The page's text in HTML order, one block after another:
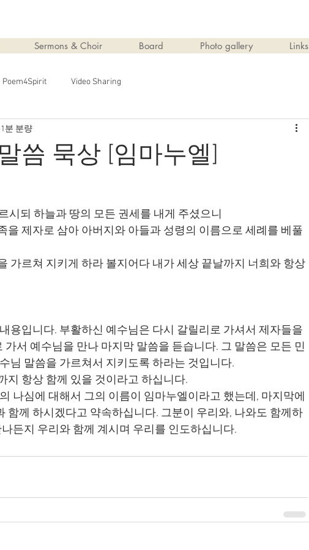
Sermons & Choir Board Photo gallery Links
Poem4Spirit Video Sharing
씀 묵상 [임마누엘]
1분 분량
시되 하늘과 땅의 모든 권세를 내게 주셨으니
을 제자로 삼아 아버지와 아들과 성령의 이름으로 세례를 베풀
가르쳐 지키게 하라 볼지어다 내가 세상 끝날까지 너희와 항상
서 예수님을 만나 마지막 말씀을 듣습니다. 그 말씀은 모든 민
님 말씀을 가르쳐서 지키도록 하라는 것입니다.
지 항상 함께 있을 것이라고 하십니다.
함께 하시겠다고 약속하십니다. 그분이 우리와, 나와도 함께하
든지 우리와 함께 계시며 우리를 인도하십니다.